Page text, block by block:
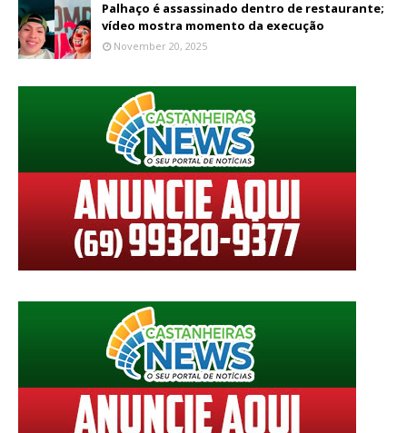
Palhaço é assassinado dentro de restaurante;
vídeo mostra momento da execução
November 20, 2025